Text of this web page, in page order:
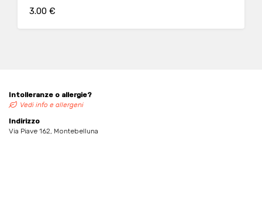
3.00 €
Intolleranze o allergie?
Vedi info e allergeni
Indirizzo
Via Piave 162, Montebelluna